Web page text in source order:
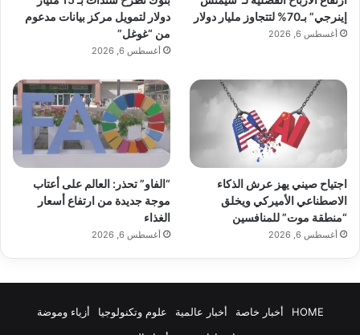
إينرجي” بـ70% لتتجاوز مليار دولار
أغسطس 6, 2026
دولار لتمويل مركز بيانات مدعوم
من “غوغل”
أغسطس 6, 2026
اجتياح صيني يهز عرش الذكاء
الاصطناعي الأميركي ويخلق
“منطقة موت” للمنافسين
أغسطس 6, 2026
“الفاو” تحذر: العالم على أعتاب
موجة جديدة من ارتفاع أسعار
الغذاء
أغسطس 6, 2026
HOME أخبار خاصة أخبار عالمية علوم وتكنولوجيا
أزياء وموضة